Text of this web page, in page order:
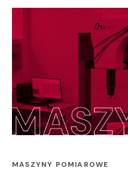
MASZYNY POMIAROWE